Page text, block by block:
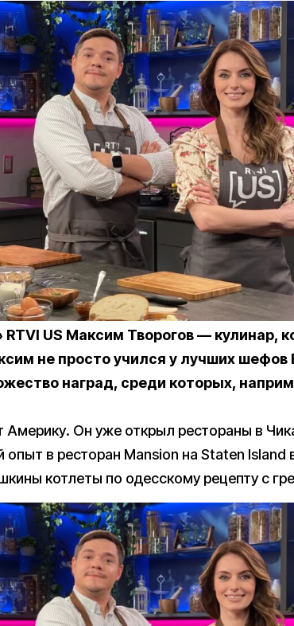
US Максим Творогов — кулинар,
не просто учился у лучших шефов
наград, среди которых,
Америку. Он уже открыл рестораны в
опыт в ресторан Mansion на Staten
котлеты по одесскому рецепту с